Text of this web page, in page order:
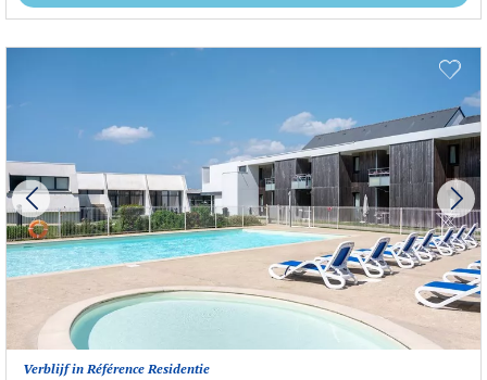
Verblijf in Référence Residentie